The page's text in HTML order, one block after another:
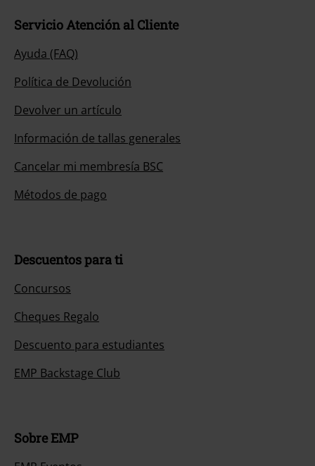
Servicio Atención al Cliente
Ayuda (FAQ)
Política de Devolución
Devolver un artículo
Información de tallas generales
Cancelar mi membresía BSC
Métodos de pago
Descuentos para ti
Concursos
Cheques Regalo
Descuento para estudiantes
EMP Backstage Club
Sobre EMP